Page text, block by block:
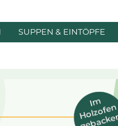
SUPPEN & EINTÖPFE